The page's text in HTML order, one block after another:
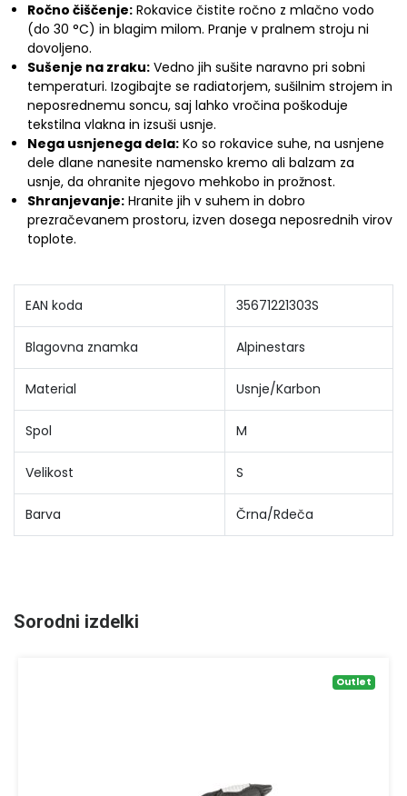
Ročno čiščenje: Rokavice čistite ročno z mlačno vodo
(do 30 °C) in blagim milom. Pranje v pralnem stroju ni
dovoljeno.
Sušenje na zraku: Vedno jih sušite naravno pri sobni
temperaturi. Izogibajte se radiatorjem, sušilnim strojem in
neposrednemu soncu, saj lahko vročina poškoduje
tekstilna vlakna in izsuši usnje.
Nega usnjenega dela: Ko so rokavice suhe, na usnjene
dele dlane nanesite namensko kremo ali balzam za
usnje, da ohranite njegovo mehkobo in prožnost.
Shranjevanje: Hranite jih v suhem in dobro
prezračevanem prostoru, izven dosega neposrednih virov
toplote.
EAN koda 35671221303S
Blagovna znamka Alpinestars
Material Usnje/Karbon
Spol M
Velikost S
Barva Črna/Rdeča
Sorodni izdelki
Outlet